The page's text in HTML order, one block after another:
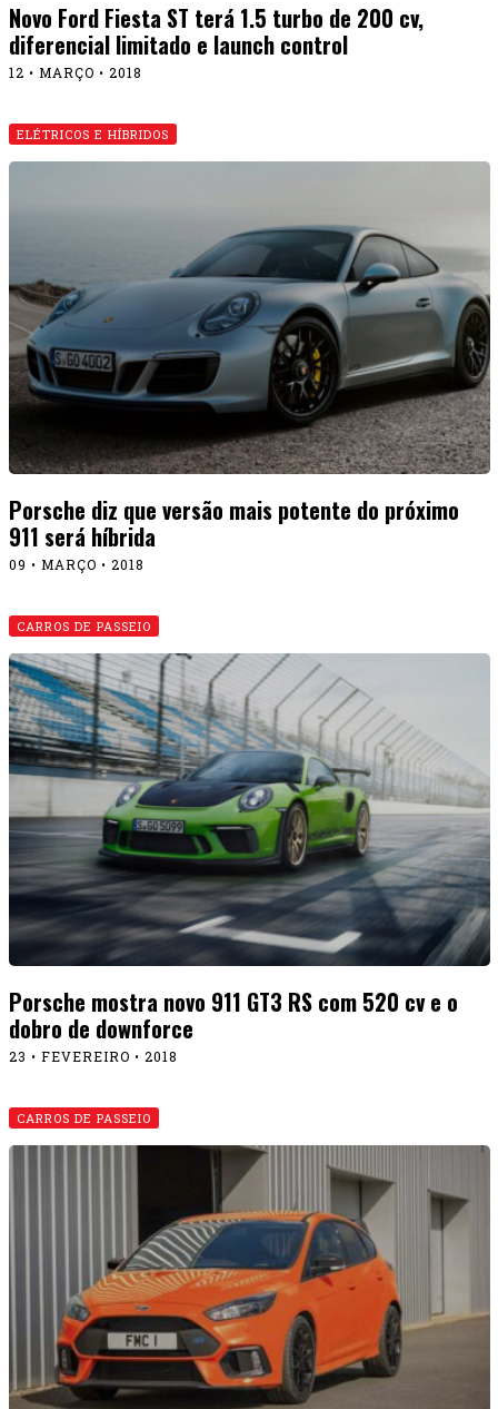
Novo Ford Fiesta ST terá 1.5 turbo de 200 cv,
diferencial limitado e launch control
12 • MARÇO • 2018
ELÉTRICOS E HÍBRIDOS
Porsche diz que versão mais potente do próximo
911 será híbrida
09 • MARÇO • 2018
CARROS DE PASSEIO
Porsche mostra novo 911 GT3 RS com 520 cv e o
dobro de downforce
23 • FEVEREIRO • 2018
CARROS DE PASSEIO